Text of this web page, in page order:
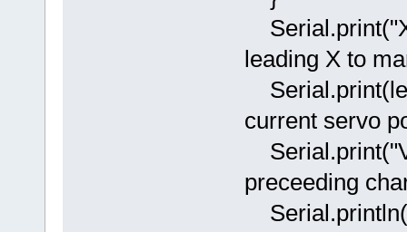
leading X to
current servo
preceeding